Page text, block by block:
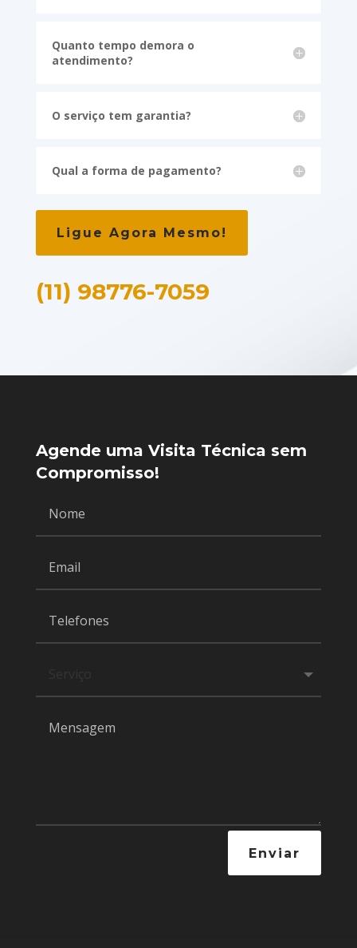
Quanto tempo demora o
atendimento?
O serviço tem garantia?
Qual a forma de pagamento?
Ligue Agora Mesmo!
(11) 98776-7059
Agende uma Visita Técnica sem
Compromisso!
Enviar